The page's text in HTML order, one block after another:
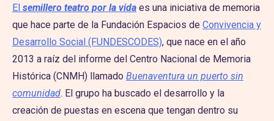
El semillero teatro por la vida es una iniciativa de memoria
que hace parte de la Fundación Espacios de Convivencia y
Desarrollo Social (FUNDESCODES), que nace en el año
2013 a raíz del informe del Centro Nacional de Memoria
Histórica (CNMH) llamado Buenaventura un puerto sin
comunidad. El grupo ha buscado el desarrollo y la
creación de puestas en escena que tengan dentro su